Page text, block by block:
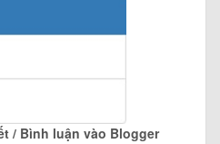
/ Bình luận vào Blogger